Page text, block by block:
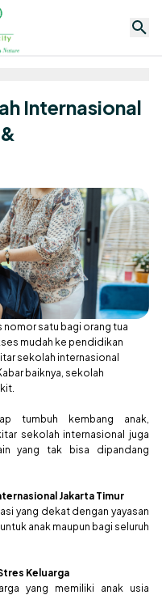
Internasional
nomor satu bagi orang tua
mudah ke pendidikan
sekolah internasional
baiknya, sekolah
tumbuh kembang anak,
sekolah internasional juga
yang tak bisa dipandang
Jakarta Timur
yang dekat dengan yayasan
anak maupun bagi seluruh
Keluarga
yang memiliki anak usia